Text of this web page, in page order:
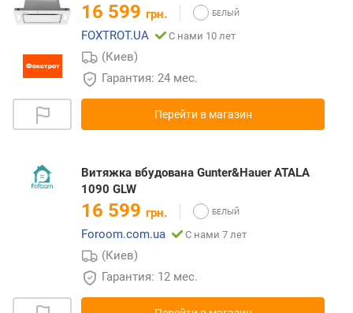
16 599 грн.
FOXTROT.UA
С нами 10 лет
(Киев)
Гарантия: 24 мес.
Перейти в магазин
Витяжка вбудована Gunter&Hauer ATALA
1090 GLW
16 599 грн.
Foroom.com.ua
С нами 7 лет
(Киев)
Гарантия: 12 мес.